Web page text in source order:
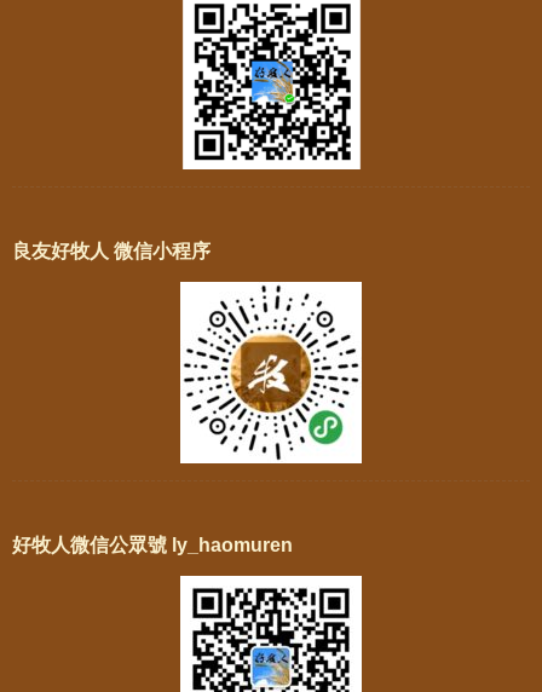
良友好牧人 微信小程序
好牧人微信公眾號 ly_haomuren